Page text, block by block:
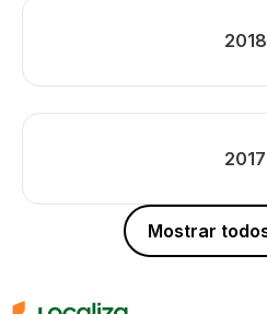
2018
2017
Mostrar